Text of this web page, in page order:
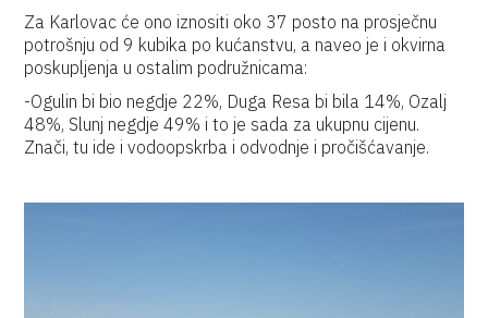
Za Karlovac će ono iznositi oko 37 posto na prosječnu
potrošnju od 9 kubika po kućanstvu, a naveo je i okvirna
poskupljenja u ostalim podružnicama:
-Ogulin bi bio negdje 22%, Duga Resa bi bila 14%, Ozalj
48%, Slunj negdje 49% i to je sada za ukupnu cijenu.
Znači, tu ide i vodoopskrba i odvodnje i pročišćavanje.